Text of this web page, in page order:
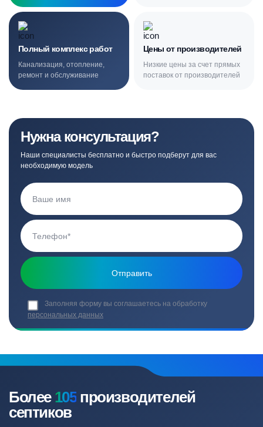
Полный комплекс работ
Канализация, отопление,
ремонт и обслуживание
Цены от производителей
Низкие цены за счет прямых
поставок от производителей
Нужна консультация?
Наши специалисты бесплатно и быстро подберут для вас
необходимую модель
Заполняя форму вы соглашаетесь на обработку
персональных данных
Более 105 производителей
септиков